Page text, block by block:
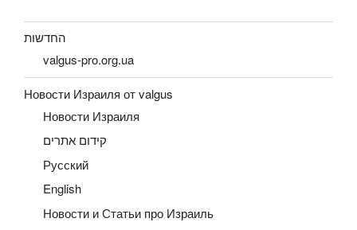
החדשות
valgus-pro.org.ua
Новости Израиля от valgus
Новости Израиля
קידום אתרים
Русский
English
Новости и Статьи про Израиль